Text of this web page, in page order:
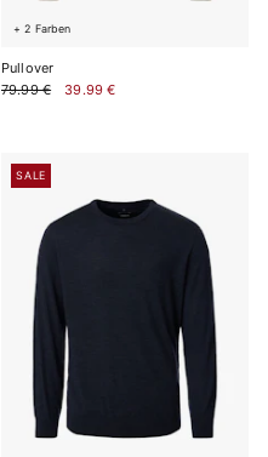
+ 2 Farben
Pullover
79.99 €
39.99 €
SALE